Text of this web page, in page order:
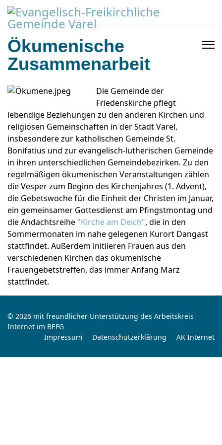
Ökumenische
Zusammenarbeit
Die Gemeinde der
Friedenskirche pflegt
lebendige Beziehungen zu den anderen Kirchen und
religiösen Gemeinschaften in der Stadt Varel,
insbesondere zur katholischen Gemeinde St.
Bonifatius und zur evangelisch-lutherischen Gemeinde
in ihren unterschiedlichen Gemeindebezirken. Zu den
regelmäßigen ökumenischen Veranstaltungen zählen
die Vesper zum Beginn des Kirchenjahres (1. Advent),
die Gebetswoche für die Einheit der Christen im Januar,
ein gemeinsamer Gottesdienst am Pfingstmontag und
die Andachtsreihe "Kirche am Deich", die in den
Sommermonaten im nahe gelegenen Kurort Dangast
stattfindet. Außerdem initiieren Frauen aus den
verschiedenen Kirchen das ökumenische
Frauengebetstreffen, das immer Anfang März
stattfindet.
© 2026 mit freundlicher Unterstützung des Arbeitskreis
Internet im BEFG
Impressum
Datenschutzerklärung AK Internet